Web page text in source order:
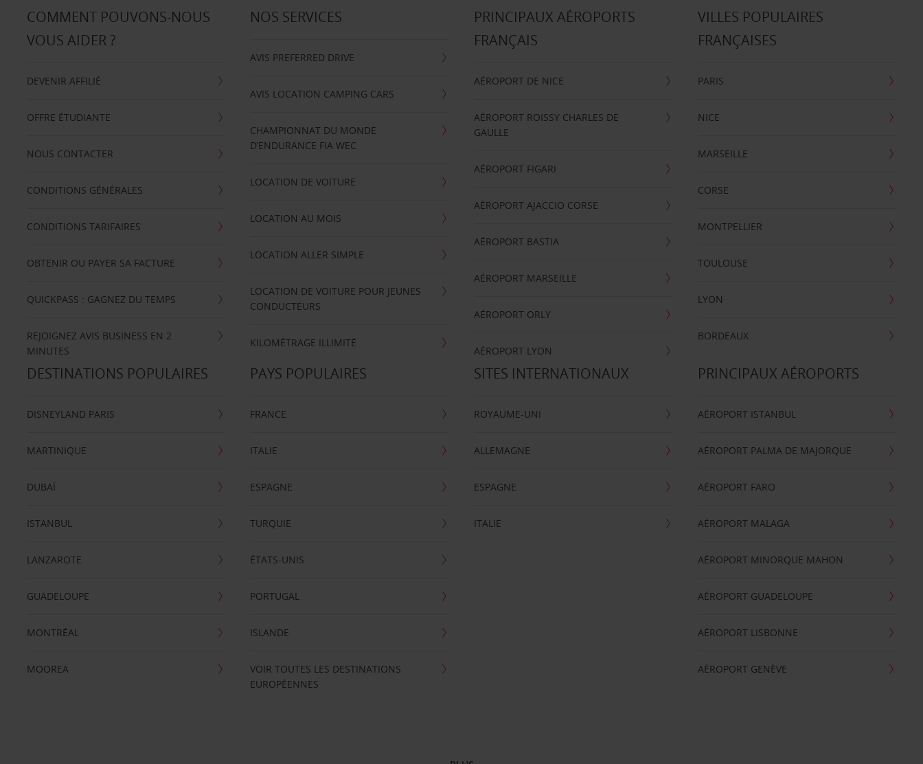
COMMENT POUVONS-NOUS
VOUS AIDER ?
DEVENIR AFFILIÉ
OFFRE ÉTUDIANTE
NOUS CONTACTER
CONDITIONS GÉNÉRALES
CONDITIONS TARIFAIRES
OBTENIR OU PAYER SA FACTURE
QUICKPASS : GAGNEZ DU TEMPS
REJOIGNEZ AVIS BUSINESS EN 2
MINUTES
NOS SERVICES
AVIS PREFERRED DRIVE
AVIS LOCATION CAMPING CARS
CHAMPIONNAT DU MONDE
D’ENDURANCE FIA WEC
LOCATION DE VOITURE
LOCATION AU MOIS
LOCATION ALLER SIMPLE
LOCATION DE VOITURE POUR JEUNES
CONDUCTEURS
KILOMÉTRAGE ILLIMITÉ
PRINCIPAUX AÉROPORTS
FRANÇAIS
AÉROPORT DE NICE
AÉROPORT ROISSY CHARLES DE
GAULLE
AÉROPORT FIGARI
AÉROPORT AJACCIO CORSE
AÉROPORT BASTIA
AÉROPORT MARSEILLE
AÉROPORT ORLY
AÉROPORT LYON
VILLES POPULAIRES
FRANÇAISES
PARIS
NICE
MARSEILLE
CORSE
MONTPELLIER
TOULOUSE
LYON
BORDEAUX
DESTINATIONS POPULAIRES
DISNEYLAND PARIS
MARTINIQUE
DUBAÏ
ISTANBUL
LANZAROTE
GUADELOUPE
MONTRÉAL
MOOREA
PAYS POPULAIRES
FRANCE
ITALIE
ESPAGNE
TURQUIE
ÉTATS-UNIS
PORTUGAL
ISLANDE
VOIR TOUTES LES DESTINATIONS
EUROPÉENNES
SITES INTERNATIONAUX
ROYAUME-UNI
ALLEMAGNE
ESPAGNE
ITALIE
PRINCIPAUX AÉROPORTS
AÉROPORT ISTANBUL
AÉROPORT PALMA DE MAJORQUE
AÉROPORT FARO
AÉROPORT MALAGA
AÉROPORT MINORQUE MAHON
AÉROPORT GUADELOUPE
AÉROPORT LISBONNE
AÉROPORT GENÈVE